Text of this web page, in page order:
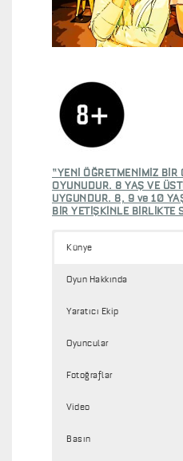
E
T
M
M
B
I
R
C
“YENİ ÖĞRETMENİMİZ BİR
OYUNUDUR. 8 YAŞ VE
UYGUNDUR. 8, 9 ve 10
BİR YETİŞKİNLE BİRLİKTE
Künye
Oyun Hakkında
Yaratıcı Ekip
Oyuncular
Fotoğraflar
Video
Basın